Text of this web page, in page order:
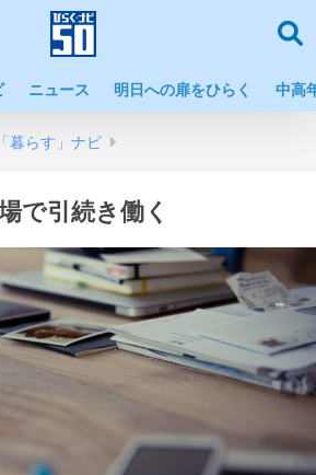
ニュース 明日への扉をひらく 中高
暮らす」ナビ
で引続き働く